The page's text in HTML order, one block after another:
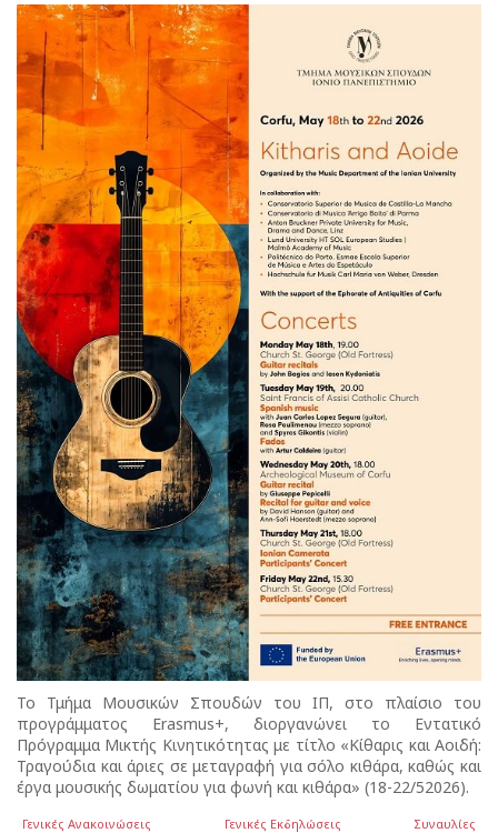
Το Τμήμα Μουσικών Σπουδών του ΙΠ, στο πλαίσιο του
προγράμματος Erasmus+, διοργανώνει το Εντατικό
Πρόγραμμα Μικτής Κινητικότητας με τίτλο «Κίθαρις και Αοιδή:
Τραγούδια και άριες σε μεταγραφή για σόλο κιθάρα, καθώς και
έργα μουσικής δωματίου για φωνή και κιθάρα» (18-22/52026).
Γενικές Ανακοινώσεις Γενικές Εκδηλώσεις Συναυλίες